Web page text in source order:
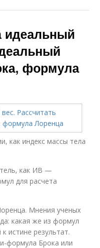
идеальный
формула
как индекс массы тела
как ИВ —
для расчета
Мнения ученых
какая же из формул
истине результат.
формула Брока или